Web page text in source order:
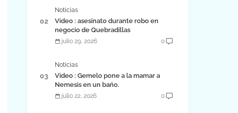
Noticias
Video : asesinato durante robo en
negocio de Quebradillas
julio 29, 2026 0
Noticias
Video : Gemelo pone a la mamar a
Nemesis en un bańo.
julio 22, 2026 0